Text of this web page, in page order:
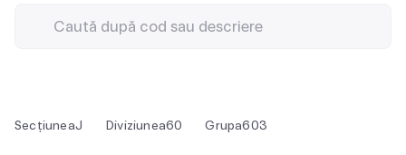
SecțiuneaJ Diviziunea60 Grupa603